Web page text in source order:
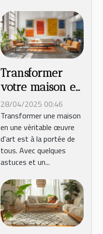
Transformer
votre maison en
œuvre d'art en
cinq étapes
simples
28/04/2025 00:46
Transformer une maison
en une véritable œuvre
d'art est à la portée de
tous. Avec quelques
astuces et un...